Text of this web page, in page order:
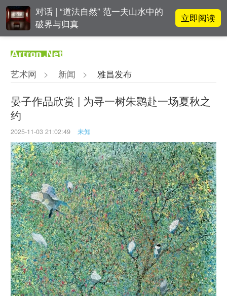
对话 | “道法自然” 范一夫山水中的
破界与归真
立即阅读
值
张瀚文：以物质媒介具象化精神世
界
态的十年
艺术网 > 新闻 > 雅昌发布
晏子作品欣赏 | 为寻一树朱鹮赴一场夏秋之
约
2025-11-03 21:02:49 未知